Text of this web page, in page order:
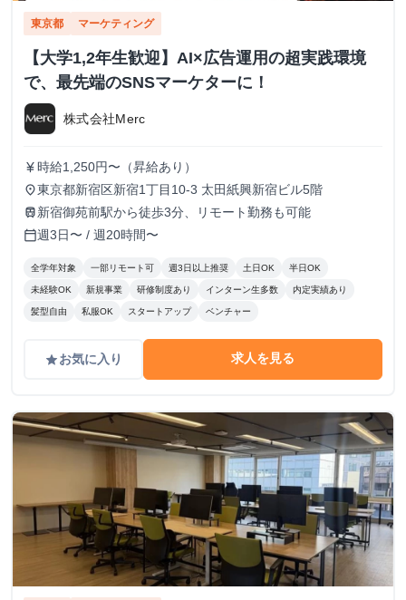
東京都 マーケティング
【大学1,2年生歓迎】AI×広告運用の超実践環境
で、最先端のSNSマーケターに！
株式会社Merc
currency_yen 時給1,250円〜（昇給あり）
place東京都新宿区新宿1丁目10-3 太田紙興新宿ビル5階
train 新宿御苑前駅から徒歩3分、リモート勤務も可能
calendar_today週3日〜 / 週20時間〜
全学年対象 一部リモート可 週3日以上推奨 土日OK 半日OK
未経験OK 新規事業 研修制度あり インターン生多数 内定実績あり
髪型自由 私服OK スタートアップ ベンチャー
gradeお気に入り 求人を見る